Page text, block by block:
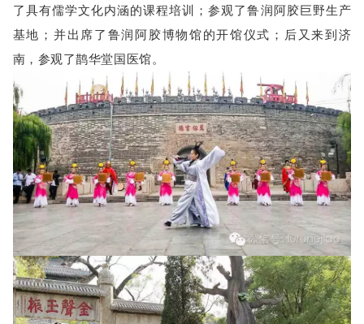
了具有儒学文化内涵的课程培训；参观了鲁润阿胶巨野生产
基地；并出席了鲁润阿胶博物馆的开馆仪式；后又来到济
南，参观了鹊华堂国医馆。